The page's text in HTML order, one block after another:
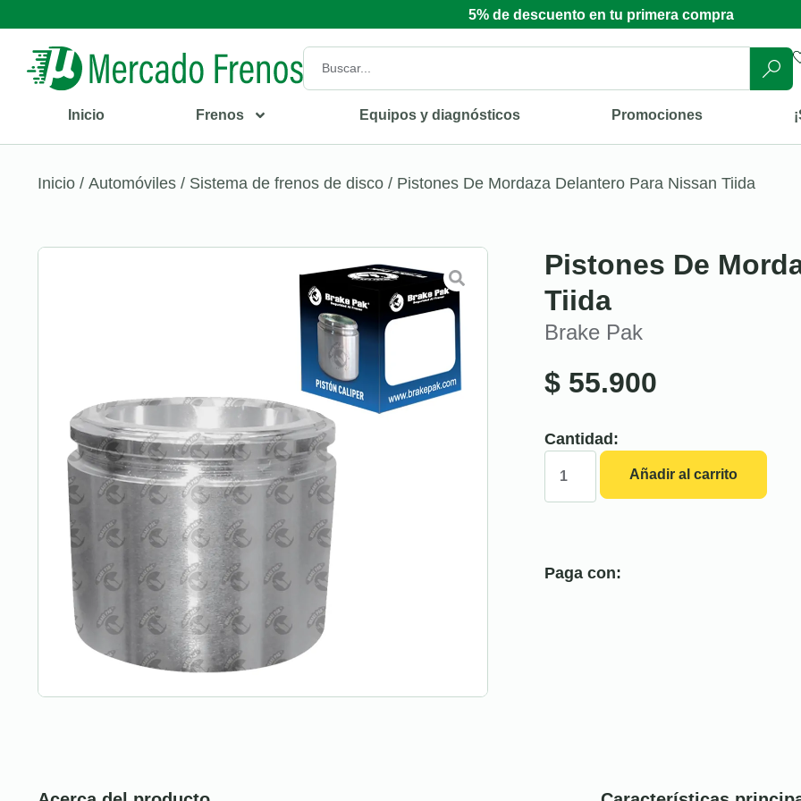
5% de descuento en tu primera compra
Inicio Frenos Equipos y diagnósticos Promociones
Inicio / Automóviles / Sistema de frenos de disco / Pistones De Mordaza Delantero Para Nissan Tiida
Pistones De
Tiida
Brake Pak
$ 55.900
Cantidad:
Añadir al carrito
Paga con: